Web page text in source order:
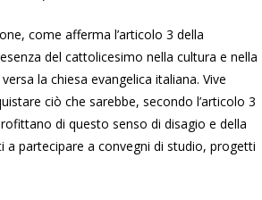
come afferma l’articolo 3 della
del cattolicesimo nella cultura e nella
la chiesa evangelica italiana. Vive
ciò che sarebbe, secondo l’articolo 3
di questo senso di disagio e della
a partecipare a convegni di studio, progetti